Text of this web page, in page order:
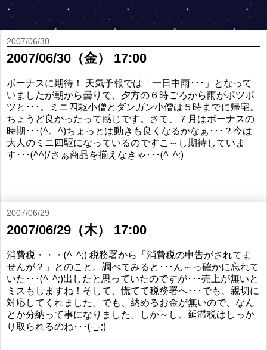
2007/06/30
2007/06/30（金） 17:00
ボーナスに期待！ 天気予報では「一日中雨･･･」となって
いましたが朝から曇りで、夕方の６時ごろから雨がポツポ
ツと･･･。ミニ四駆小僧とダンガン小僧は５時までに帰宅。
ちょうど良かったって感じです。さて、７月はボーナスの
時期･･･(^。^)ちょっとは動きも良くなるかなぁ･･･？今は
大人のミニ四駆になっているのですこ～し期待していま
す･･･(^^)/さぁ商品を揃えなきゃ･･･(^_^;)
2007/06/29
2007/06/29（木） 17:00
消費税・・・(^_^;) 税務署から「消費税の申告がされてま
せんが？」とのこと。調べてみると･･･ん～っ確かに忘れて
いた･･･(^_^;)出したと思っていたのですが･･･売上が無いと
ミスもしますね！そして、慌てて税務署へ･･･でも、親切に
対応してくれました。でも、納めるお金が無いので、なん
とか分納って事になりました。しか～し、延滞税はしっか
り取られるのね･･･(-_-;)